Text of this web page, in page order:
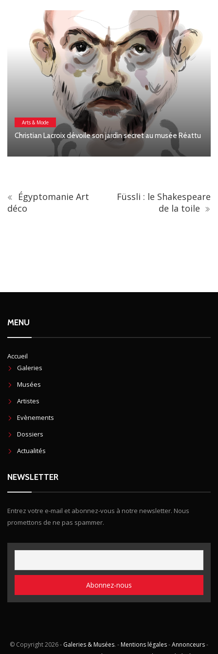
Arts & Mode
Christian Lacroix dévoile son jardin secret au musée Réattu
Égyptomanie Art
déco
Füssli : le Shakespeare
de la toile
MENU
Accueil
Galeries
Musées
Artistes
Evènements
Dossiers
Actualités
NEWSLETTER
Entrez votre e-mail et abonnez-vous à notre newsletter. Nous
promettons de ne pas spammer.
© Copyright2026 - Galeries & Musées. - Mentions légales-Annonceurs-